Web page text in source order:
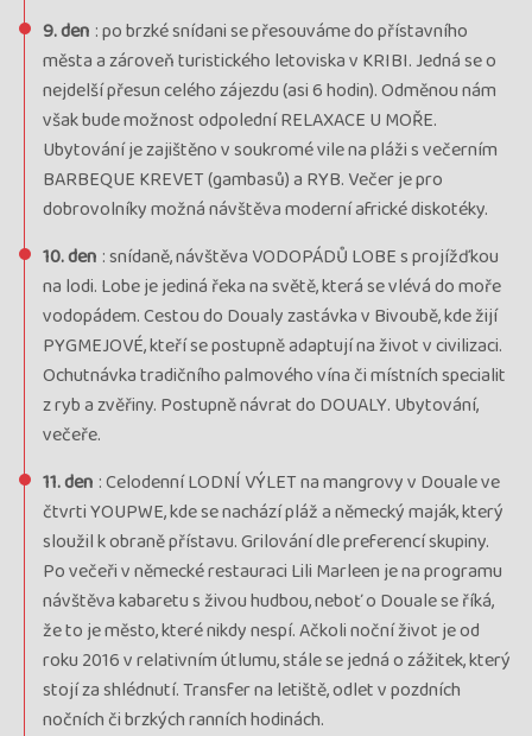
9. den : po brzké snídani se přesouváme do přístavního
města a zároveň turistického letoviska v KRIBI. Jedná se o
nejdelší přesun celého zájezdu (asi 6 hodin). Odměnou nám
však bude možnost odpolední RELAXACE U MOŘE.
Ubytování je zajištěno v soukromé vile na pláži s večerním
BARBEQUE KREVET (gambasů) a RYB. Večer je pro
dobrovolníky možná návštěva moderní africké diskotéky.
10. den : snídaně, návštěva VODOPÁDŮ LOBE s projížďkou
na lodi. Lobe je jediná řeka na světě, která se vlévá do moře
vodopádem. Cestou do Doualy zastávka v Bivoubě, kde žijí
PYGMEJOVÉ, kteří se postupně adaptují na život v civilizaci.
Ochutnávka tradičního palmového vína či místních specialit
z ryb a zvěřiny. Postupně návrat do DOUALY. Ubytování,
večeře.
11. den : Celodenní LODNÍ VÝLET na mangrovy v Douale ve
čtvrti YOUPWE, kde se nachází pláž a německý maják, který
sloužil k obraně přístavu. Grilování dle preferencí skupiny.
Po večeři v německé restauraci Lili Marleen je na programu
návštěva kabaretu s živou hudbou, neboť o Douale se říká,
že to je město, které nikdy nespí. Ačkoli noční život je od
roku 2016 v relativním útlumu, stále se jedná o zážitek, který
stojí za shlédnutí. Transfer na letiště, odlet v pozdních
nočních či brzkých ranních hodinách.